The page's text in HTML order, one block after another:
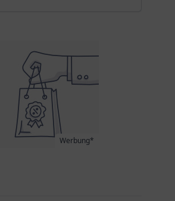
Werbung*